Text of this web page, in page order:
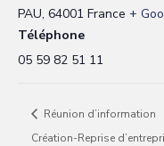
PAU, 64001 France +
Téléphone
05 59 82 51 11
Réunion d’information
Création-Reprise